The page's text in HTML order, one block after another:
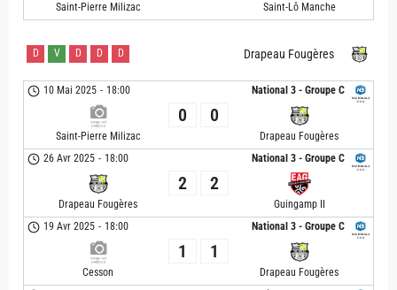
Saint-Pierre Milizac Saint-Lô Manche
Drapeau Fougères
D V D D D
National 3 - Groupe C
10 Mai 2025 - 18:00
Saint-Pierre Milizac
0 0
Drapeau Fougères
National 3 - Groupe C
26 Avr 2025 - 18:00
Drapeau Fougères
2 2
Guingamp II
National 3 - Groupe C
19 Avr 2025 - 18:00
Cesson
1 1
Drapeau Fougères